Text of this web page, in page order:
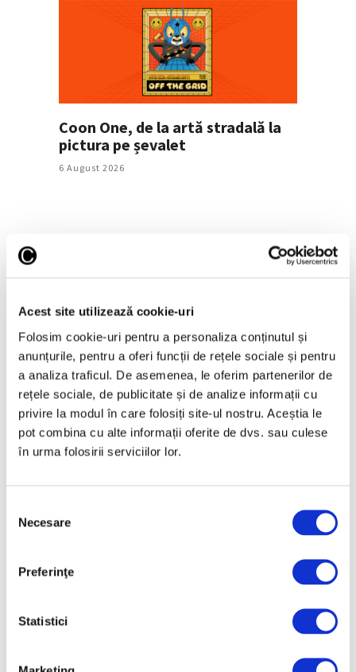
Acest site utilizează cookie-uri
Folosim cookie-uri pentru a personaliza conținutul și
anunțurile, pentru a oferi funcții de rețele sociale și pentru
a analiza traficul. De asemenea, le oferim partenerilor de
rețele sociale, de publicitate și de analize informații cu
privire la modul în care folosiți site-ul nostru. Aceștia le
pot combina cu alte informații oferite de dvs. sau culese
în urma folosirii serviciilor lor.
consimțământului
Necesare
Preferinţe
Statistici
Coon One, de la artă stradală la
pictura pe șevalet
6 August 2026
Late Summer Spritz, la Muzeul de
Artă Recentă
6 August 2026